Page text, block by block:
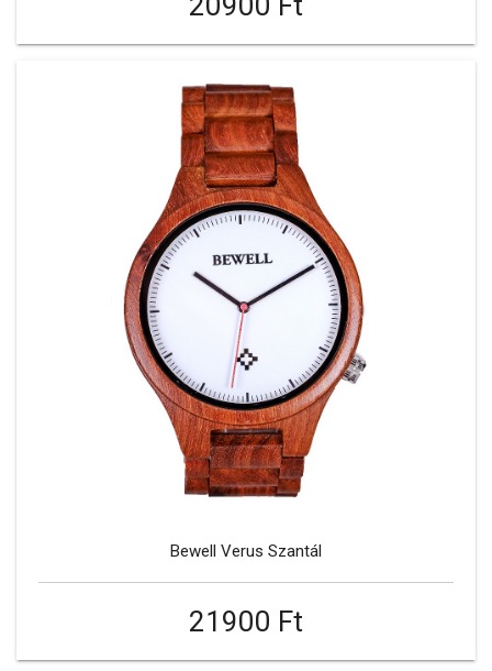
Bewell Verus Szantál
21900 Ft